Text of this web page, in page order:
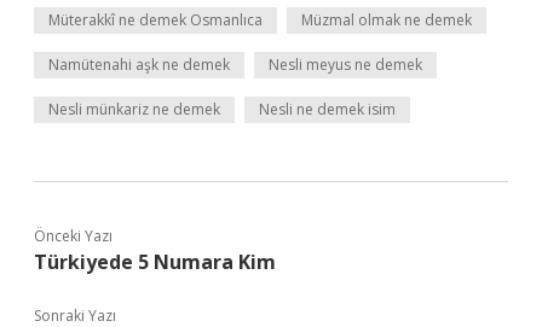
Müterakkî ne demek Osmanlıca Müzmal olmak ne demek
Namütenahi aşk ne demek Nesli meyus ne demek
Nesli münkariz ne demek Nesli ne demek isim
Önceki Yazı
Türkiyede 5 Numara Kim
Sonraki Yazı